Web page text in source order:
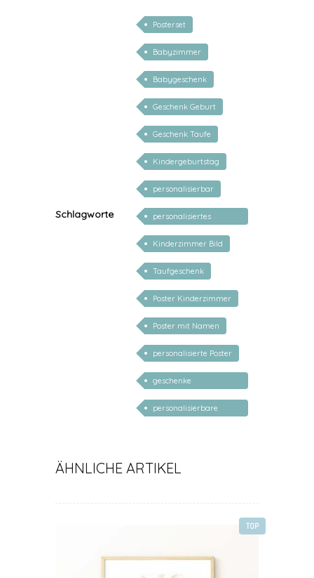
Schlagworte
Posterset
Babyzimmer
Babygeschenk
Geschenk Geburt
Geschenk Taufe
Kindergeburtstag
personalisierbar
personalisiertes
Geschenk Baby
Kinderzimmer Bild
Taufgeschenk
Poster Kinderzimmer
Poster mit Namen
personalisierte Poster
geschenke
personalisiert kinder
personalisierbare
ÄHNLICHE ARTIKEL
TOP